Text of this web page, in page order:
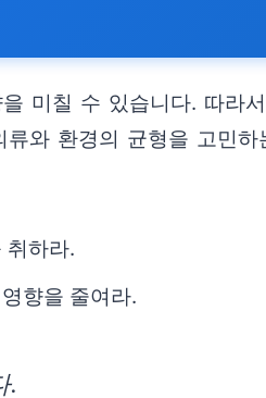
미칠 수 있습니다. 따라
와 환경의 균형을 고민하
취하라.
향을 줄여라.
.